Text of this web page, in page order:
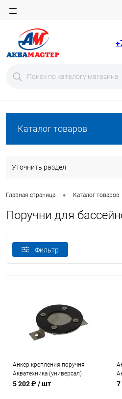
Каталог товаров
Уточнить раздел
Главная страница • Каталог товаров
Поручни для
Фильтр
Анкер крепления поручня
Акватехника (универсал)
(AT10.05)
5 202 ₽/ шт 7